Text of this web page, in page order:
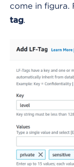
come in figura.
tag.